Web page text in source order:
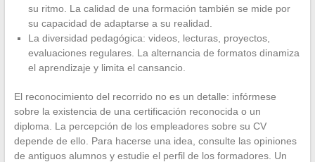
su ritmo. La calidad de una formación también se mide por
su capacidad de adaptarse a su realidad.
La diversidad pedagógica: videos, lecturas, proyectos,
evaluaciones regulares. La alternancia de formatos dinamiza
el aprendizaje y limita el cansancio.
El reconocimiento del recorrido no es un detalle: infórmese
sobre la existencia de una certificación reconocida o un
diploma. La percepción de los empleadores sobre su CV
depende de ello. Para hacerse una idea, consulte las opiniones
de antiguos alumnos y estudie el perfil de los formadores. Un